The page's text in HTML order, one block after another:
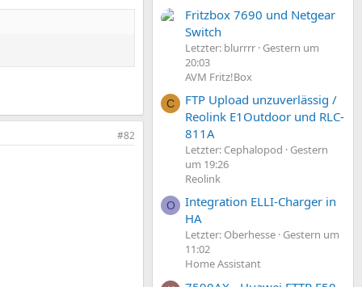
#82
Fritzbox 7690 und Netgear
Switch
Letzter: blurrrr Gestern um
20:03
AVM Fritz!Box
C
FTP Upload unzuverlässig /
Reolink E1Outdoor und RLC-
811A
Letzter: Cephalopod
Gestern
um 19:26
Reolink
O
Integration ELLI-Charger in
HA
Letzter: Oberhesse Gestern um
11:02
Home Assistant